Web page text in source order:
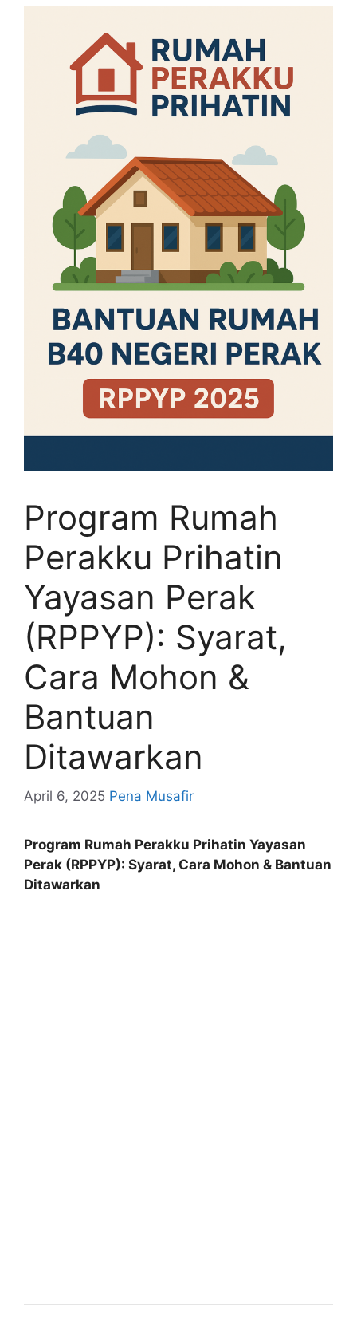
Program Rumah
Perakku Prihatin
Yayasan Perak
(RPPYP): Syarat,
Cara Mohon &
Bantuan
Ditawarkan
April 6, 2025 Pena Musafir
Program Rumah Perakku Prihatin Yayasan
Perak (RPPYP): Syarat, Cara Mohon & Bantuan
Ditawarkan